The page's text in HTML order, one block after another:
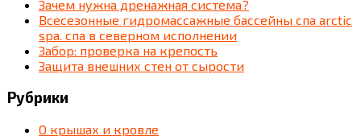
Зачем нужна дренажная система?
Всесезонные гидромассажные бассейны спа arctic
spa. спа в северном исполнении
Забор: проверка на крепость
Защита внешних стен от сырости
Рубрики
О крышах и кровле